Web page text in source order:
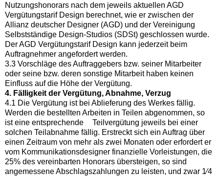
Nutzungshonorars nach dem jeweils aktuellen AGD
Vergütungstarif Design berechnet, wie er zwischen der
Allianz deutscher Designer (AGD) und der Vereinigung
Selbstständige Design-Studios (SDSt) geschlossen wurde.
Der AGD Vergütungstarif Design kann jederzeit beim
Auftragnehmer angefordert werden.
3.3 Vorschläge des Auftraggebers bzw. seiner Mitarbeiter
oder seine bzw. deren sonstige Mitarbeit haben keinen
Einfluss auf die Höhe der Vergütung.
4. Fälligkeit der Vergütung, Abnahme, Verzug
4.1 Die Vergütung ist bei Ablieferung des Werkes fällig.
Werden die bestellten Arbeiten in Teilen abgenommen, so
ist eine entsprechende Teilvergütung jeweils bei einer
solchen Teilabnahme fällig. Erstreckt sich ein Auftrag über
einen Zeitraum von mehr als zwei Monaten oder erfordert er
vom Kommunikationsdesigner finanzielle Vorleistungen, die
25% des vereinbarten Honorars übersteigen, so sind
angemessene Abschlagszahlungen zu leisten, und zwar 1⁄4